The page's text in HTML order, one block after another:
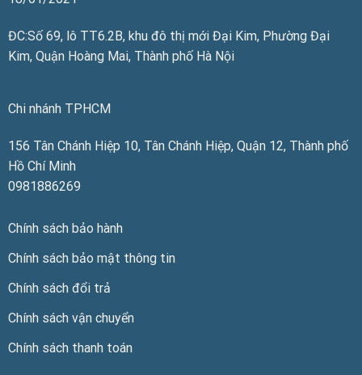
ĐC:Số 69, lô TT6.2B, khu đô thị mới Đại Kim, Phường Đại
Kim, Quận Hoàng Mai, Thành phố Hà Nội
Chi nhánh TPHCM
156 Tân Chánh Hiệp 10, Tân Chánh Hiệp, Quận 12, Thành phố
Hồ Chí Minh
0981886269
Chính sách bảo hành
Chính sách bảo mật thông tin
Chính sách đổi trả
Chính sách vận chuyển
Chính sách thanh toán